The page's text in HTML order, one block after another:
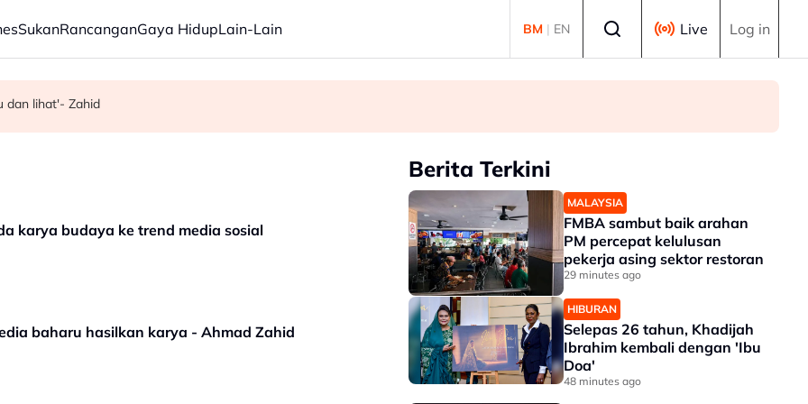
SukanRancanganGaya HidupLain-Lain BM | EN Live Log in
pekerja asing sektor restoran
'Ibu Doa'
dan lihat'- Zahid
karya budaya ke trend media sosial
baharu hasilkan karya - Ahmad Zahid
Berita Terkini
MALAYSIA
FMBA sambut baik arahan
PM percepat kelulusan
pekerja asing sektor restoran
29 minutes ago
HIBURAN
Selepas 26 tahun, Khadijah
Ibrahim kembali dengan 'Ibu
Doa'
48 minutes ago